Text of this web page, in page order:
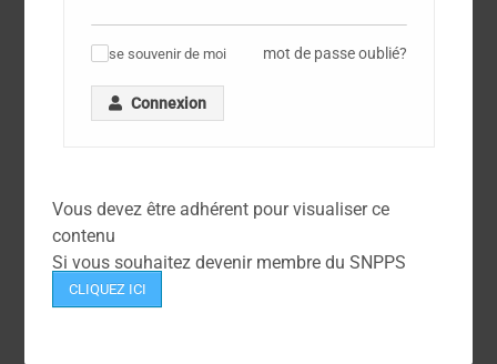
se souvenir de moi mot de passe oublié?
Connexion
Vous devez être adhérent pour visualiser ce
contenu
Si vous souhaitez devenir membre du SNPPS
CLIQUEZ ICI